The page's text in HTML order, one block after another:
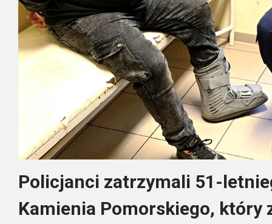
Policjanci zatrzymali 51-
Kamienia Pomorskiego, który